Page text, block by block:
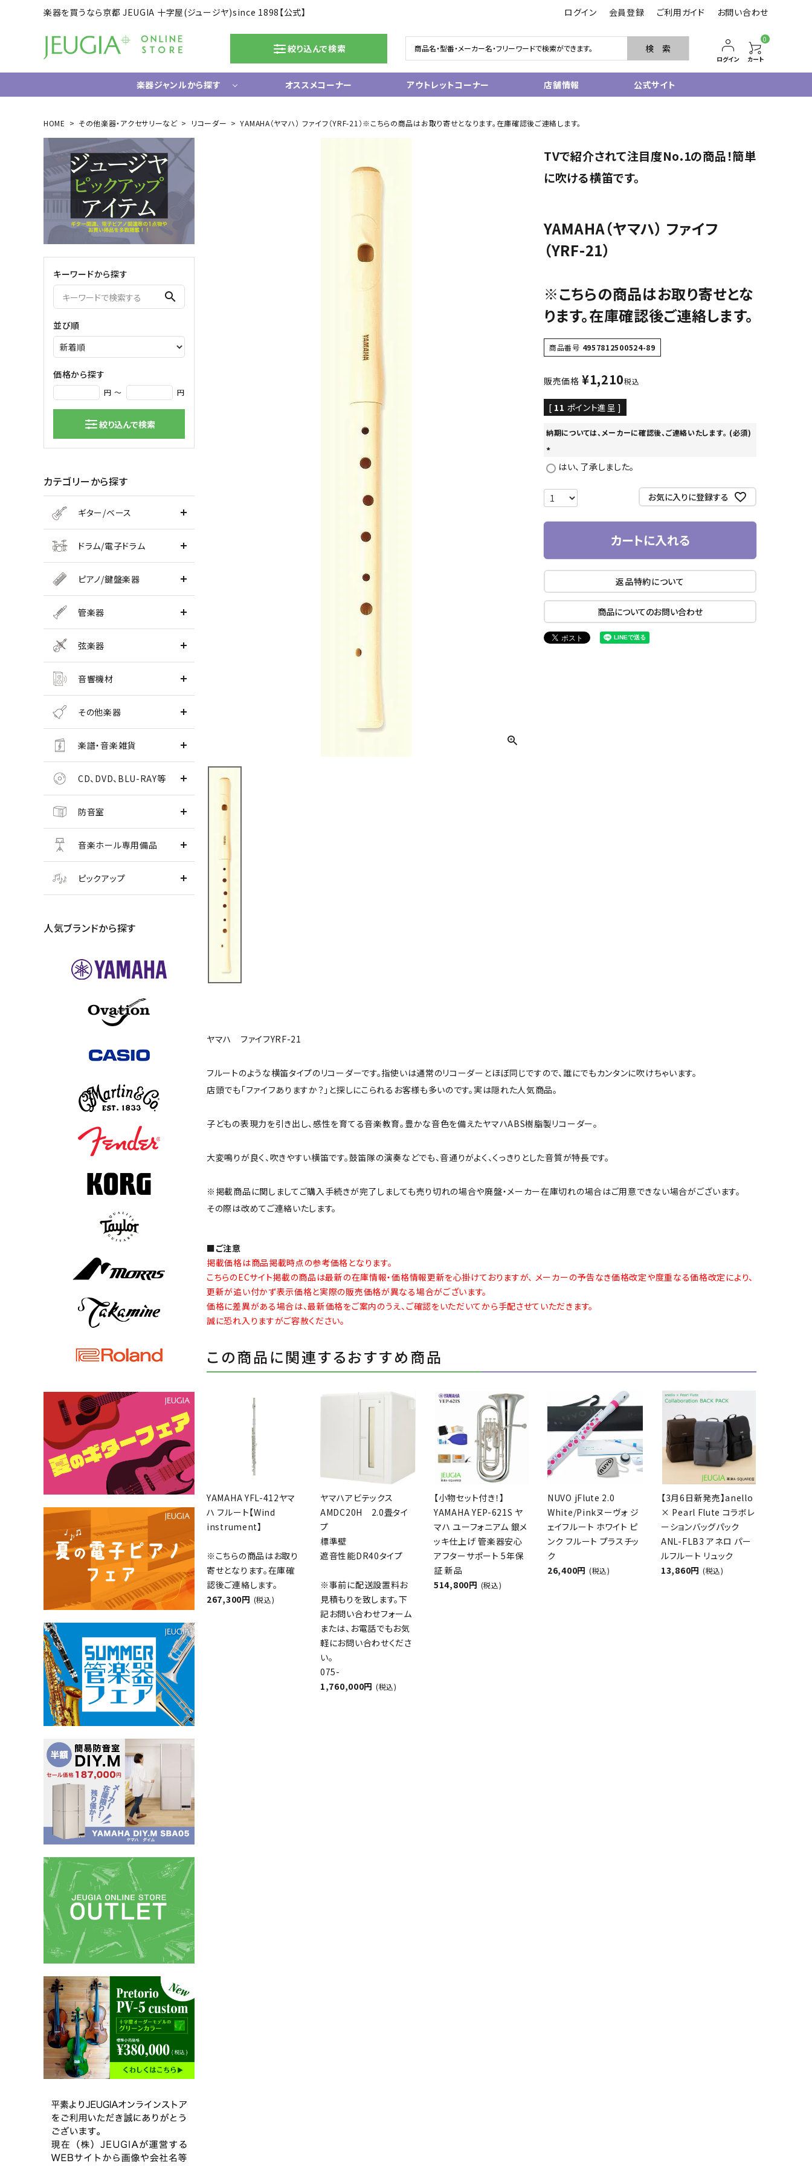
楽器を買うなら京都 JEUGIA 十字屋(ジュージヤ)since 1898【公式】 ログイン 会員登録 ご利用ガイド お問い合わせ
絞り込んで検索 検 索
ログイン
0
カート
楽器ジャンルから探す
ギター/ベース
エレキギター
エレキベース
アコースティックギター
中古ギター・アウトレットギター
ウクレレ
ギター関連小物
アンプ
エフェクター
ライフスタイルグッズ
ドラム/電子ドラム
ピアノ/鍵盤楽器
トランペット
フルート・ピッコロ
クラリネット
中古管楽器
管楽器小物
弦楽器
クラシックギター
ハープ
弦楽器小物
CD/楽譜・音楽雑貨
CD、映像ソフト等
音楽雑貨
オススメコーナー アウトレットコーナー 店舗情報 公式サイト
HOME その他楽器・アクセサリーなど リコーダー YAMAHA（ヤマハ） ファイフ（YRF-21）※こちらの商品はお取り寄せとなります。在庫確認後ご連絡します。
キーワードから探す
search
並び順
価格から探す
円 ～ 円
絞り込んで検索
カテゴリーから探す
ギター/ベース
ドラム/電子ドラム
ピアノ/鍵盤楽器
管楽器
弦楽器
音響機材
その他楽器
楽譜・音楽雑貨
CD、DVD、BLU-RAY等
防音室
音楽ホール専用備品
ピックアップ
人気ブランドから探す
TVで紹介されて注目度No.1の商品！簡単
に吹ける横笛です。
YAMAHA（ヤマハ） ファイフ
（YRF-21）
※こちらの商品はお取り寄せとな
ります。在庫確認後ご連絡します。
商品番号 4957812500524-89
販売価格 ¥1,210税込
[ 11 ポイント進呈 ]
納期については、メーカーに確認後、ご連絡いたします。 (必須)
(
須
)
はい、了承しました。
お気に入りに登録する
カートに入れる
返品特約について
商品についてのお問い合わせ
ヤマハ ファイフYRF-21
フルートのような横笛タイプのリコーダーです。指使いは通常のリコーダーとほぼ同じですので、誰にでもカンタンに吹けちゃいます。
店頭でも「ファイフありますか？」と探しにこられるお客様も多いのです。実は隠れた人気商品。
子どもの表現力を引き出し、感性を育てる音楽教育。豊かな音色を備えたヤマハABS樹脂製リコーダー。
大変鳴りが良く、吹きやすい横笛です。鼓笛隊の演奏などでも、音通りがよく、くっきりとした音質が特長です。
※掲載商品に関しましてご購入手続きが完了しましても売り切れの場合や廃盤・メーカー在庫切れの場合はご用意できない場合がございます。
その際は改めてご連絡いたします。
■ご注意
掲載価格は商品掲載時点の参考価格となります。
こちらのECサイト掲載の商品は最新の在庫情報・価格情報更新を心掛けておりますが、 メーカーの予告なき価格改定や度重なる価格改定により、
更新が追い付かず表示価格と実際の販売価格が異なる場合がございます。
価格に差異がある場合は、最新価格をご案内のうえ、ご確認をいただいてから手配させていただきます。
誠に恐れ入りますがご容赦ください。
この商品に関連するおすすめ商品
YAMAHA YFL-412ヤマ
ハ フルート【Wind
instrument】
※こちらの商品はお取り
寄せとなります。在庫確
認後ご連絡します。
267,300円 (税込)
ヤマハアビテックス
AMDC20H 2.0畳タイ
プ
標準壁
遮音性能DR40タイプ
※事前に配送設置料お
見積もりを致します。下
記お問い合わせフォーム
または、お電話でもお気
軽にお問い合わせくださ
い。
075-
1,760,000円 (税込)
【小物セット付き！】
YAMAHA YEP-621S ヤ
マハ ユーフォニアム 銀メ
ッキ仕上げ 管楽器安心
アフターサポート 5年保
証 新品
514,800円 (税込)
NUVO jFlute 2.0
White/Pinkヌーヴォ ジ
ェイフルート ホワイト ピ
ンク フルート プラスチッ
ク
26,400円 (税込)
【3月6日新発売】anello
× Pearl Flute コラボレ
ーションバッグパック
ANL-FLB3 アネロ パー
ルフルート リュック
13,860円 (税込)